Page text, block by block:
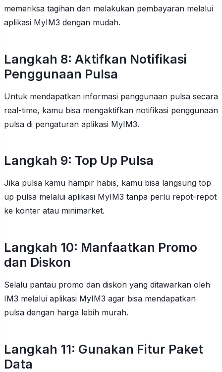
memeriksa tagihan dan melakukan pembayaran melalui
aplikasi MyIM3 dengan mudah.
Langkah 8: Aktifkan Notifikasi
Penggunaan Pulsa
Untuk mendapatkan informasi penggunaan pulsa secara
real-time, kamu bisa mengaktifkan notifikasi penggunaan
pulsa di pengaturan aplikasi MyIM3.
Langkah 9: Top Up Pulsa
Jika pulsa kamu hampir habis, kamu bisa langsung top
up pulsa melalui aplikasi MyIM3 tanpa perlu repot-repot
ke konter atau minimarket.
Langkah 10: Manfaatkan Promo
dan Diskon
Selalu pantau promo dan diskon yang ditawarkan oleh
IM3 melalui aplikasi MyIM3 agar bisa mendapatkan
pulsa dengan harga lebih murah.
Langkah 11: Gunakan Fitur Paket
Data